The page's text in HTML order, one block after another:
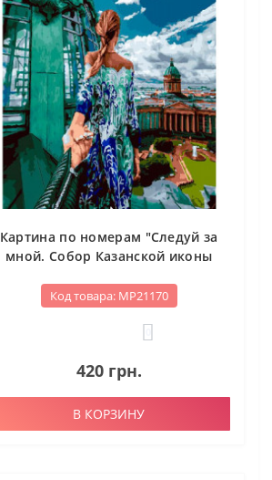
Картина по номерам "Следуй за
мной. Собор Казанской иконы
Код товара: МР21170
420 грн.
В КОРЗИНУ